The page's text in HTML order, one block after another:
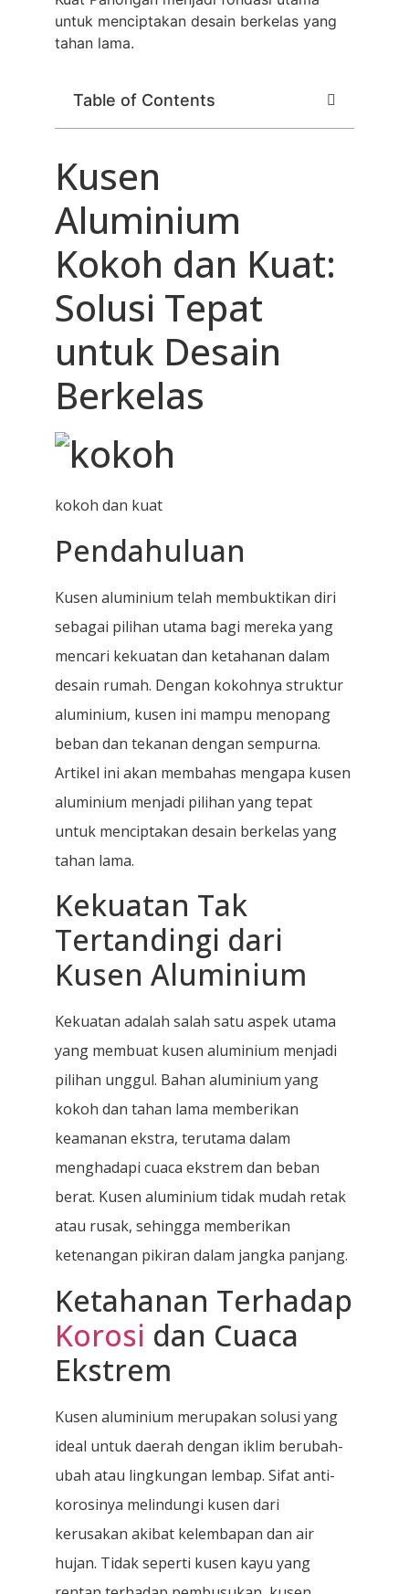
untuk menciptakan desain berkelas yang
tahan lama.
Table of Contents
Kusen
Aluminium
Kokoh dan Kuat:
Solusi Tepat
untuk Desain
Berkelas
kokoh dan kuat
Pendahuluan
Kusen aluminium telah membuktikan diri
sebagai pilihan utama bagi mereka yang
mencari kekuatan dan ketahanan dalam
desain rumah. Dengan kokohnya struktur
aluminium, kusen ini mampu menopang
beban dan tekanan dengan sempurna.
Artikel ini akan membahas mengapa kusen
aluminium menjadi pilihan yang tepat
untuk menciptakan desain berkelas yang
tahan lama.
Kekuatan Tak
Tertandingi dari
Kusen Aluminium
Kekuatan adalah salah satu aspek utama
yang membuat kusen aluminium menjadi
pilihan unggul. Bahan aluminium yang
kokoh dan tahan lama memberikan
keamanan ekstra, terutama dalam
menghadapi cuaca ekstrem dan beban
berat. Kusen aluminium tidak mudah retak
atau rusak, sehingga memberikan
ketenangan pikiran dalam jangka panjang.
Ketahanan Terhadap
Korosi dan Cuaca
Ekstrem
Kusen aluminium merupakan solusi yang
ideal untuk daerah dengan iklim berubah-
ubah atau lingkungan lembap. Sifat anti-
korosinya melindungi kusen dari
kerusakan akibat kelembapan dan air
hujan. Tidak seperti kusen kayu yang